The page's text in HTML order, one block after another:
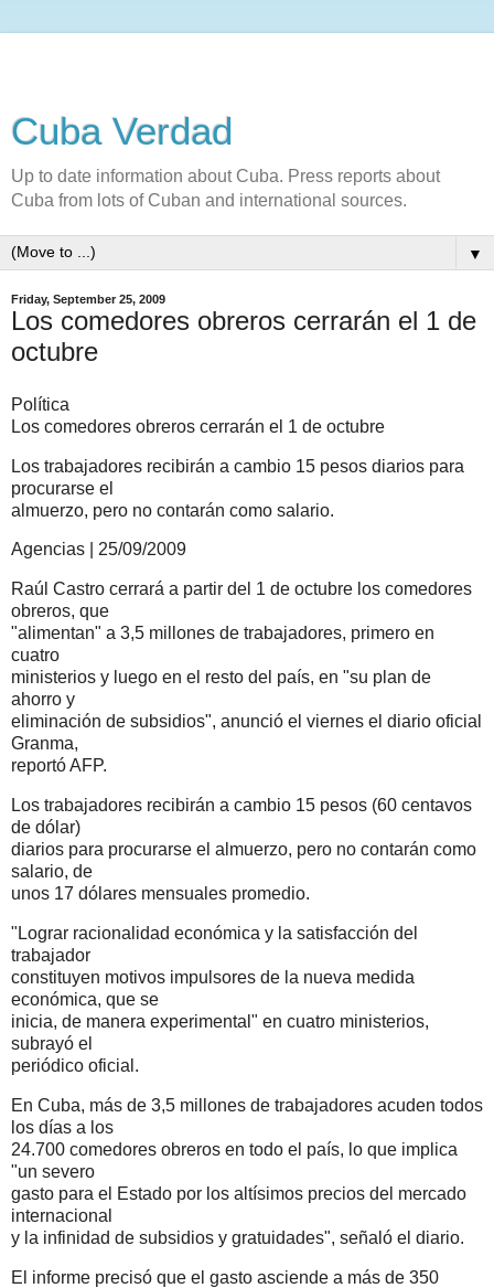
Cuba Verdad
Up to date information about Cuba. Press reports about
Cuba from lots of Cuban and international sources.
▼
Friday, September 25, 2009
Los comedores obreros cerrarán el 1 de
octubre
Política
Los comedores obreros cerrarán el 1 de octubre
Los trabajadores recibirán a cambio 15 pesos diarios para
procurarse el
almuerzo, pero no contarán como salario.
Agencias | 25/09/2009
Raúl Castro cerrará a partir del 1 de octubre los comedores
obreros, que
"alimentan" a 3,5 millones de trabajadores, primero en
cuatro
ministerios y luego en el resto del país, en "su plan de
ahorro y
eliminación de subsidios", anunció el viernes el diario oficial
Granma,
reportó AFP.
Los trabajadores recibirán a cambio 15 pesos (60 centavos
de dólar)
diarios para procurarse el almuerzo, pero no contarán como
salario, de
unos 17 dólares mensuales promedio.
"Lograr racionalidad económica y la satisfacción del
trabajador
constituyen motivos impulsores de la nueva medida
económica, que se
inicia, de manera experimental" en cuatro ministerios,
subrayó el
periódico oficial.
En Cuba, más de 3,5 millones de trabajadores acuden todos
los días a los
24.700 comedores obreros en todo el país, lo que implica
"un severo
gasto para el Estado por los altísimos precios del mercado
internacional
y la infinidad de subsidios y gratuidades", señaló el diario.
El informe precisó que el gasto asciende a más de 350